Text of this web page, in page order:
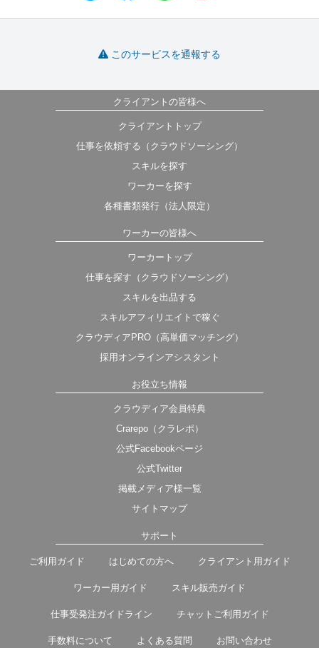
このサービスを通報する
クライアントの皆様へ
クライアントトップ
仕事を依頼する（クラウドソーシング）
スキルを探す
ワーカーを探す
各種書類発行（法人限定）
ワーカーの皆様へ
ワーカートップ
仕事を探す（クラウドソーシング）
スキルを出品する
スキルアフィリエイトで稼ぐ
クラウディアPRO（高単価マッチング）
採用オンラインアシスタント
お役立ち情報
クラウディア会員特典
Crarepo（クラレポ）
公式Facebookページ
公式Twitter
掲載メディア様一覧
サイトマップ
サポート
ご利用ガイド はじめての方へ クライアント用ガイド
ワーカー用ガイド スキル販売ガイド
仕事受発注ガイドライン チャットご利用ガイド
手数料について よくある質問 お問い合わせ